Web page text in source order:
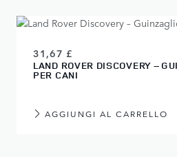
31,67 £
LAND ROVER DISCOVERY –
PER CANI
AGGIUNGI AL CARRELLO